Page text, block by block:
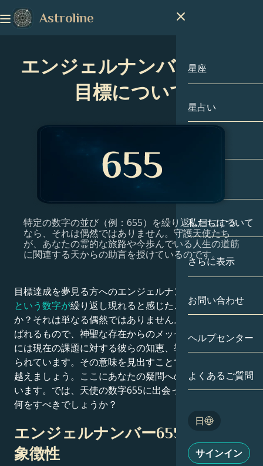
Astroline
星座
星座
牡羊座
牡牛座
蟹座
獅子座
乙女座
射手座
星占い
出生図
有名人
アストロカー
私たちについて
さらに表示
相性
タロット
エンジェルナ
お問い合わせ
ヘルプセンター
よくあるご質問
日
English
サインイン
エンジェルナンバー655：
目標について
特定の数字の並び（例：655）を繰り返し目にする
なら、それは偶然ではありません。守護天使たち
が、あなたの霊的な旅路や今歩んでいる人生の道筋
に関連する天からの助言を授けているのです。
目標達成を夢見る方へのエンジェルナンバーです。
という数字が繰り返し現れると感じたことはありません
か？それは単なる偶然ではありません。天使の数字と呼
ばれるもので、神聖な存在からのメッセージです。そこ
には現在の課題に対する彼らの知恵、導き、助言が込め
られています。その意味を見出すことで、苦しみを乗り
越えましょう。ここにあなたの疑問への答えが隠されて
います。では、天使の数字655に出会った時、あなたは
何をすべきでしょうか？
エンジェルナンバー655 – 意味と
象徴性